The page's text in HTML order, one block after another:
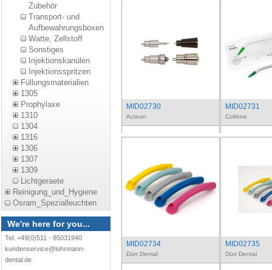
Zubehör
Transport- und
Aufbewahrungsboxen
Watte, Zellstoff
Sonstiges
Injektionskanülen
Injektionsspritzen
Füllungsmaterialien
1305
Prophylaxe
1310
1304
1316
1306
1307
1309
Lichtgeraete
Reinigung_und_Hygiene
Osram_Spezialleuchten
We're here for you...
Tel: +49(0)511 - 85031940
kundenservice@lohrmann-
dental.de
MID02730
Acteon
MID02731
Coltène
MID02734
Dürr Dental
MID02735
Dürr Dental